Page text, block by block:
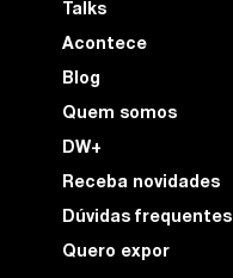
Talks
Acontece
Blog
Quem somos
DW+
Receba novidades
Dúvidas frequentes
Quero expor